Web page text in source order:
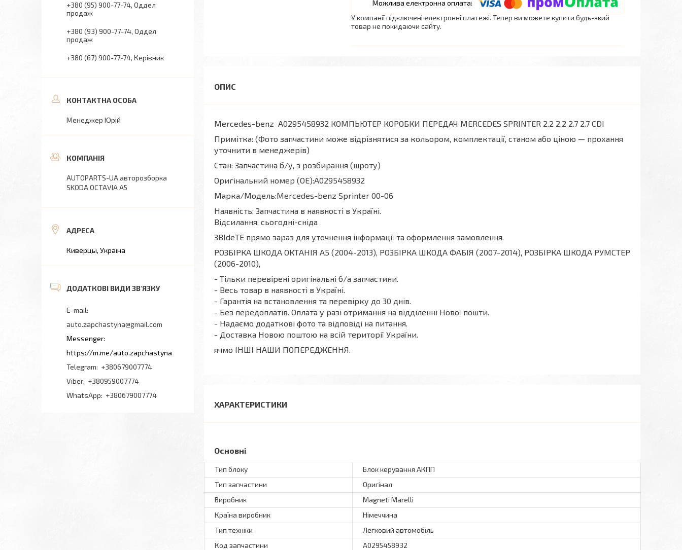
У компанії підключені електронні платежі. Тепер ви можете купити будь-який
товар не покидаючи сайту.
Mercedes-benz A0295458932 КОМПЬЮТЕР КОРОБКИ ПЕРЕДАЧ MERCEDES SPRINTER 2.2 2.2 2.7 2.7 CDI
Примітка: (Фото запчастини може відрізнятися за кольором, комплектації, станом або ціною — прохання
уточнити в менеджерів)
Стан: Запчастина б/у, з розбирання (шроту)
Оригінальний номер (ОЕ):A0295458932
Марка/Модель:Mercedes-benz Sprinter 00-06
Наявність: Запчастина в наявності в Україні.
Відсилання: сьогодні-сніда
ЗВІdeТЕ прямо зараз для уточнення інформації та оформлення замовлення.
РОЗБІРКА ШКОДА ОКТАНІЯ A5 (2004-2013), РОЗБІРКА ШКОДА ФАБІЯ (2007-2014), РОЗБІРКА ШКОДА РУМСТЕР
(2006-2010),
- Тільки перевірені оригінальні б/а запчастини.
- Весь товар в наявності в Україні.
- Гарантія на встановлення та перевірку до 30 днів.
- Без передоплатів. Оплата у разі отримання на відділенні Нової пошти.
- Надаємо додаткові фото та відповіді на питання.
- Доставка Новою поштою на всій території України.
ячмо ІНШІ НАШИ ПОПЕРЕДЖЕННЯ.
ХАРАКТЕРИСТИКИ
Основні
Тип блоку
Блок керування АКПП
Тип запчастини
Оригінал
Виробник
Magneti Marelli
Країна виробник
Німеччина
Тип техніки
Легковий автомобіль
Код запчастини
A0295458932
+380 (95) 900-77-74 Оддел
продаж
+380 (93) 900-77-74 Оддел
продаж
+380 (67) 900-77-74 Керівник
Менеджер Юрій
AUTOPARTS-UA авторозборка
SKODA OCTAVIA A5
Киверцы, Україна
auto.zapchastyna@gmail.com
https://m.me/auto.zapchastyna
+380679007774
+380959007774
+380679007774